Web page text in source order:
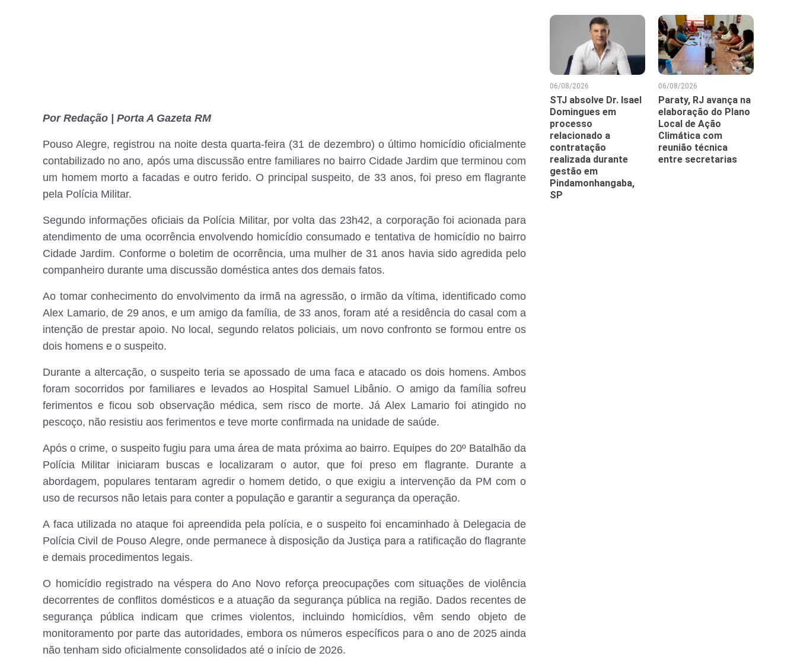
Por Redação | Porta A Gazeta RM
Pouso Alegre, registrou na noite desta quarta-feira (31 de dezembro) o último homicídio oficialmente
contabilizado no ano, após uma discussão entre familiares no bairro Cidade Jardim que terminou com
um homem morto a facadas e outro ferido. O principal suspeito, de 33 anos, foi preso em flagrante
pela Polícia Militar.
Segundo informações oficiais da Polícia Militar, por volta das 23h42, a corporação foi acionada para
atendimento de uma ocorrência envolvendo homicídio consumado e tentativa de homicídio no bairro
Cidade Jardim. Conforme o boletim de ocorrência, uma mulher de 31 anos havia sido agredida pelo
companheiro durante uma discussão doméstica antes dos demais fatos.
Ao tomar conhecimento do envolvimento da irmã na agressão, o irmão da vítima, identificado como
Alex Lamario, de 29 anos, e um amigo da família, de 33 anos, foram até a residência do casal com a
intenção de prestar apoio. No local, segundo relatos policiais, um novo confronto se formou entre os
dois homens e o suspeito.
Durante a altercação, o suspeito teria se apossado de uma faca e atacado os dois homens. Ambos
foram socorridos por familiares e levados ao Hospital Samuel Libânio. O amigo da família sofreu
ferimentos e ficou sob observação médica, sem risco de morte. Já Alex Lamario foi atingido no
pescoço, não resistiu aos ferimentos e teve morte confirmada na unidade de saúde.
Após o crime, o suspeito fugiu para uma área de mata próxima ao bairro. Equipes do 20º Batalhão da
Polícia Militar iniciaram buscas e localizaram o autor, que foi preso em flagrante. Durante a
abordagem, populares tentaram agredir o homem detido, o que exigiu a intervenção da PM com o
uso de recursos não letais para conter a população e garantir a segurança da operação.
A faca utilizada no ataque foi apreendida pela polícia, e o suspeito foi encaminhado à Delegacia de
Polícia Civil de Pouso Alegre, onde permanece à disposição da Justiça para a ratificação do flagrante
e demais procedimentos legais.
O homicídio registrado na véspera do Ano Novo reforça preocupações com situações de violência
decorrentes de conflitos domésticos e a atuação da segurança pública na região. Dados recentes de
segurança pública indicam que crimes violentos, incluindo homicídios, vêm sendo objeto de
monitoramento por parte das autoridades, embora os números específicos para o ano de 2025 ainda
não tenham sido oficialmente consolidados até o início de 2026.
06/08/2026
STJ absolve Dr. Isael
Domingues em
processo
relacionado a
contratação
realizada durante
gestão em
Pindamonhangaba,
SP
06/08/2026
Paraty, RJ avança na
elaboração do Plano
Local de Ação
Climática com
reunião técnica
entre secretarias